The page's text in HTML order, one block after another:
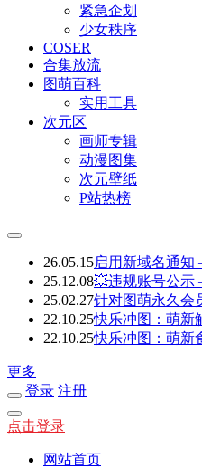
紧急企划
少女秩序
COSER
合集放流
图萌百科
实用工具
次元区
画师专辑
动漫图集
次元壁纸
P站热榜
26.05.15启用新域名通知
25.12.08💥违规账号公示
25.02.27针对图萌永久会
22.10.25快乐冲图：萌新
22.10.25快乐冲图：萌新
更多
登录 注册
点击登录
网站首页